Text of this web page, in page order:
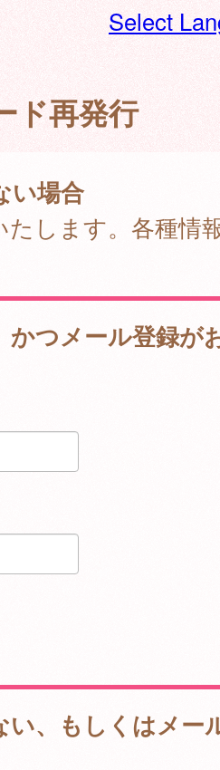
Select
ド再発行
い場合
します。各種情
かつメール登録が
い、もしくはメー